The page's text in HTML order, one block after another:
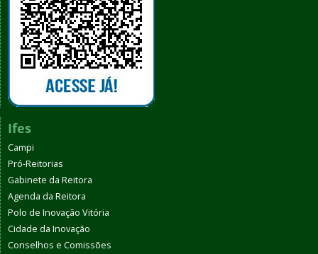
Ifes
Campi
Pró-Reitorias
Gabinete da Reitora
Agenda da Reitora
Polo de Inovação Vitória
Cidade da Inovação
Conselhos e Comissões